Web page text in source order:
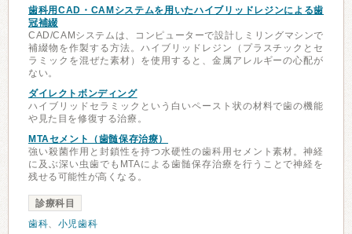
歯科用CAD・CAMシステムを用いたハイブリッドレジンによる歯
冠補綴
CAD/CAMシステムは、コンピューターで設計しミリングマシンで
補綴物を作製する方法。ハイブリッドレジン（プラスチックとセ
ラミックを混ぜた素材）を使用すると、金属アレルギーの心配が
ない。
ダイレクトボンディング
ハイブリッドセラミックという白いペースト状の材料で歯の機能
や見た目を修復する治療。
MTAセメント（歯髄保存治療）
強い殺菌作用と封鎖性を持つ水硬性の歯科用セメント素材。神経
に及ぶ深い虫歯でもMTAによる歯髄保存治療を行うことで神経を
残せる可能性が高くなる。
診療科目
歯科、 小児歯科